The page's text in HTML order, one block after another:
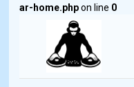
ar-home.phpon line 0